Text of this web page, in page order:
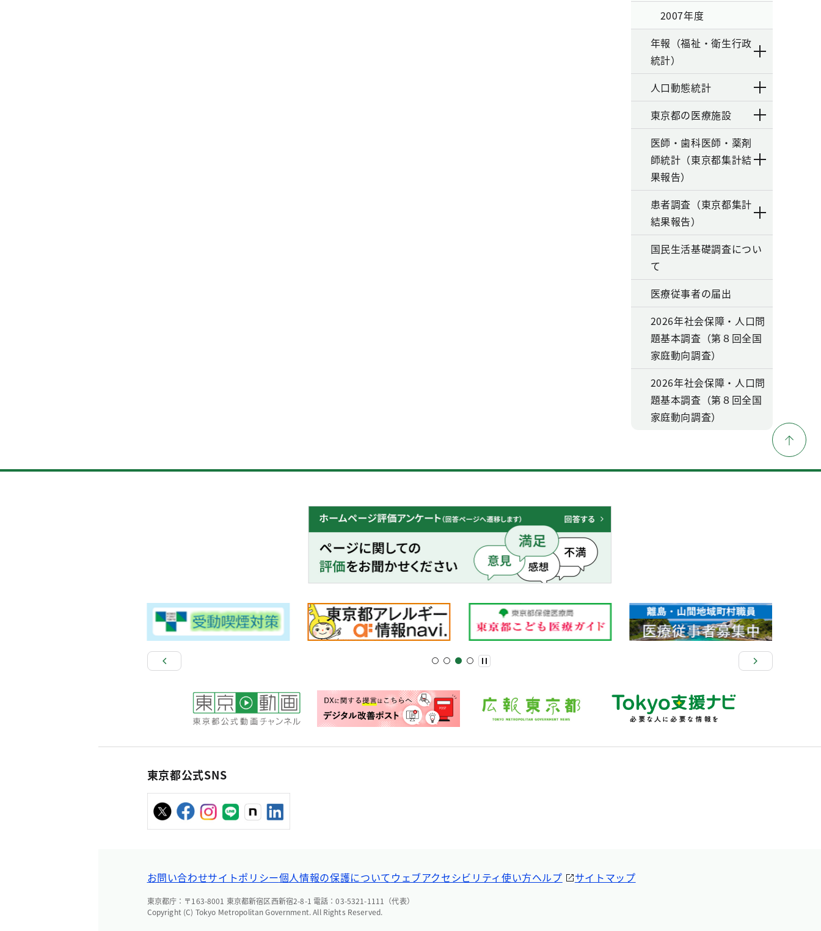
2007年度
年報（福祉・衛生行政
統計）
人口動態統計
東京都の医療施設
医師・歯科医師・薬剤
師統計（東京都集計結
果報告）
患者調査（東京都集計
結果報告）
国民生活基礎調査につい
て
医療従事者の届出
2026年社会保障・人口問
題基本調査（第８回全国
家庭動向調査）
2026年社会保障・人口問
題基本調査（第８回全国
家庭動向調査）
東京都公式SNS
お問い合わせサイトポリシー個人情報の保護についてウェブアクセシビリティ使い方ヘルプ サイトマップ
東京都庁：〒163-8001 東京都新宿区西新宿2-8-1 電話：03-5321-1111（代表）
Copyright (C) Tokyo Metropolitan Government. All Rights Reserved.